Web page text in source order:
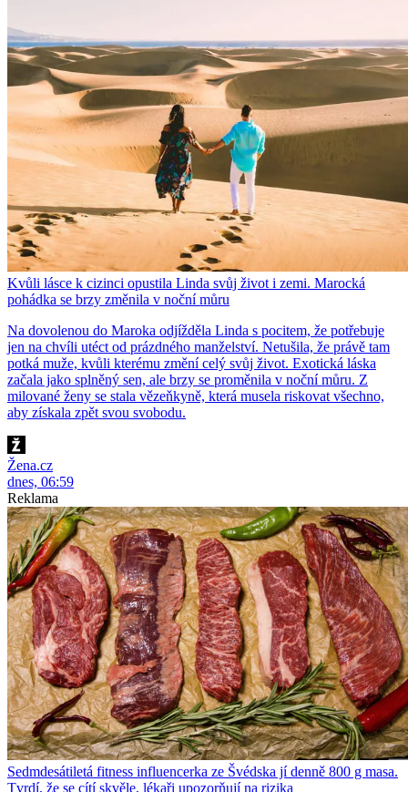
Kvůli lásce k cizinci opustila Linda svůj život i zemi. Marocká
pohádka se brzy změnila v noční můru
Na dovolenou do Maroka odjížděla Linda s pocitem, že potřebuje
jen na chvíli utéct od prázdného manželství. Netušila, že právě tam
potká muže, kvůli kterému změní celý svůj život. Exotická láska
začala jako splněný sen, ale brzy se proměnila v noční můru. Z
milované ženy se stala vězeňkyně, která musela riskovat všechno,
aby získala zpět svou svobodu.
Žena.cz
dnes, 06:59
Reklama
Sedmdesátiletá fitness influencerka ze Švédska jí denně 800 g masa.
Tvrdí, že se cítí skvěle, lékaři upozorňují na rizika